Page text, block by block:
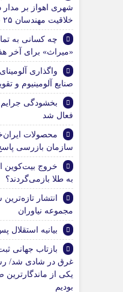
شهری اهواز بر مدار
خلاقیت مهندسان ۲۵ ساله
چه کسانی به
«میراث» برای آخر
واگذاری
صنایع آلومینیوم و
فعال شد
محصولات
سازمان بازرسی
خروج بیت‌کوین
به طلا بازمی‌گردند؟
انتشار
مجموعه نیاوران
بیانیه استقلال
بازتاب جهانی
یکی از
بودیم